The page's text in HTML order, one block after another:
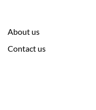
About us
Contact us